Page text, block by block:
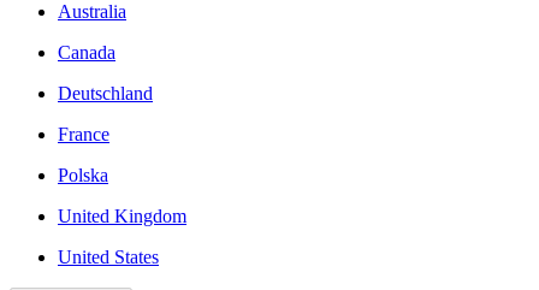
Australia
Canada
Deutschland
France
Polska
United Kingdom
United States